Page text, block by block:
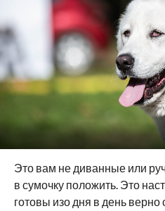
Это вам не диванные или
в сумочку положить. Это
готовы изо дня в день верно